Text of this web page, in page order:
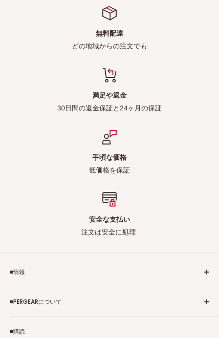
無料配達
どの地域からの注文でも
満足や返金
30日間の返金保証と24ヶ月の保証
手頃な価格
低価格を保証
安全な支払い
注文は安全に処理
■購読
■情報
個人情報保護方針
Tax-free
■PERGEARについて
7Artisans、FIMIなど各撮影機材ブランドの正規代理店です。